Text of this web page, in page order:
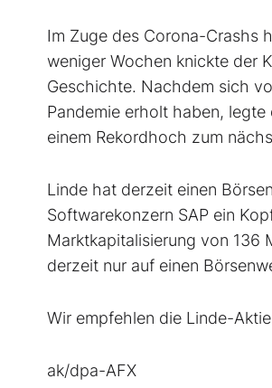
Im Zuge des Corona-Crashs
weniger Wochen knickte der
Geschichte. Nachdem sich
Pandemie erholt haben,
einem Rekordhoch zum
Linde hat derzeit einen
Softwarekonzern SAP ein
Marktkapitalisierung von 136
derzeit nur auf einen
Wir empfehlen die Linde-
ak/dpa-AFX